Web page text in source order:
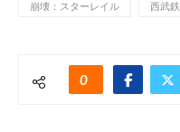
崩壊：スターレイル 西武
0